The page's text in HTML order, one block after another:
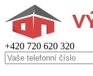
+420 720 620 320